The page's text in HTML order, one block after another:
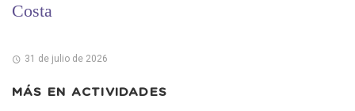
Costa
31 de julio de 2026
MÁS EN ACTIVIDADES